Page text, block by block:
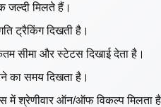
जल्दी मिलते हैं।
ट्रैकिंग दिखती है।
सीमा और स्टेटस दिखाई देता है।
का समय दिखता है।
में श्रेणीवार ऑन/ऑफ विकल्प मिलता